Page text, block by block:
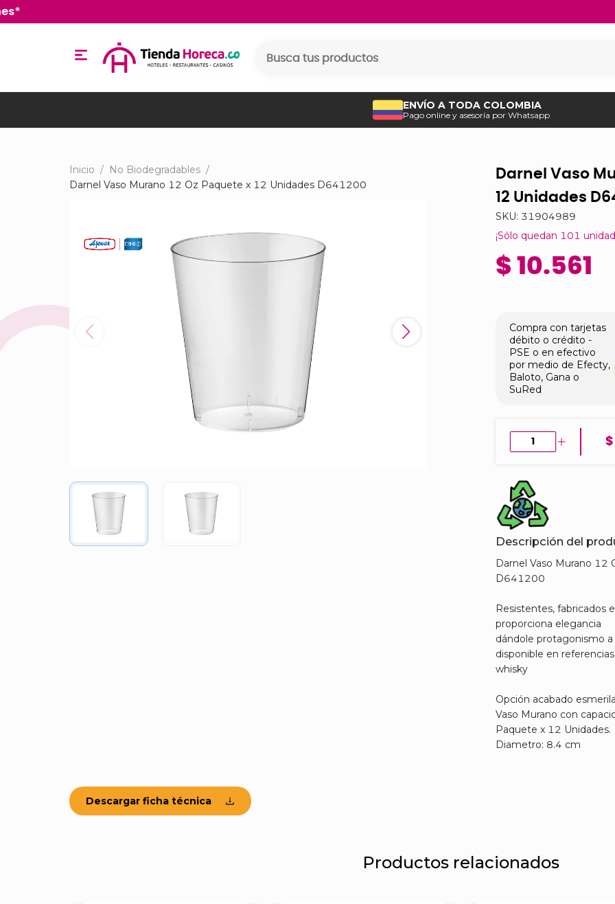
ENVÍO A TODA COLOMBIA
Pago online y asesoría por Whatsapp
Inicio / No Biodegradables /
Darnel Vaso Murano 12 Oz Paquete x 12 Unidades D641200
Darnel Vaso
12 Unidades
SKU: 31904989
¡Sólo quedan 101
$ 10.561
Compra con tarjetas
débito o crédito -
PSE o en efectivo
por medio de Efecty,
Baloto, Gana o
SuRed
$
Descripción del
Darnel Vaso Murano 12
D641200
Resistentes, fabricados
proporciona elegancia
dándole protagonismo a
disponible en
whisky
Opción acabado
Vaso Murano con
Paquete x 12 Unidades.
Diametro: 8.4 cm
Descargar ficha técnica
Productos relacionados